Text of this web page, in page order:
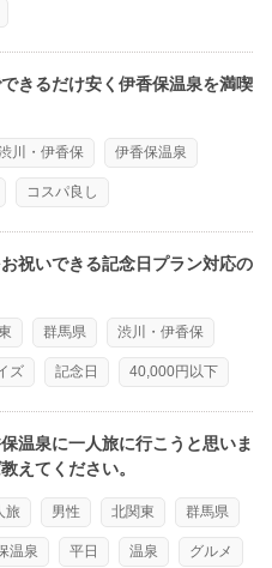
きるだけ安く伊香保温泉を満喫
川・伊香保 伊香保温泉
コスパ良し
祝いできる記念日プラン対応の
群馬県 渋川・伊香保
ズ 記念日 40,000円以下
温泉に一人旅に行こうと思いま
えてください。
旅 男性 北関東 群馬県
温泉 平日 温泉 グルメ